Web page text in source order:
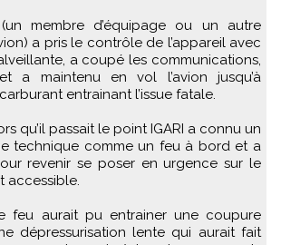
membre d’équipage ou un autre
a pris le contrôle de l’appareil avec
a coupé les communications,
a maintenu en vol l’avion jusqu’à
entrainant l’issue fatale.
qu’il passait le point IGARI a connu un
technique comme un feu à bord et a
revenir se poser en urgence sur le
accessible.
feu aurait pu entrainer une coupure
dépressurisation lente qui aurait fait